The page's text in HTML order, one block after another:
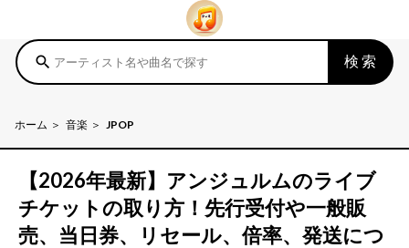
search 検索
ホーム 音楽 JPOP
【2026年最新】アンジュルムのライブ
チケットの取り方！先行受付や一般販
売、当日券、リセール、倍率、発送につ